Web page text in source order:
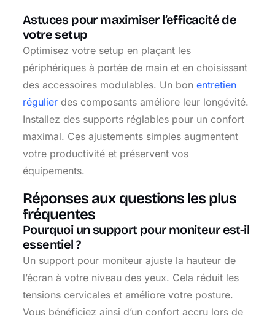
Astuces pour maximiser l’efficacité de
votre setup
Optimisez votre setup en plaçant les
périphériques à portée de main et en choisissant
des accessoires modulables. Un bon entretien
régulier des composants améliore leur longévité.
Installez des supports réglables pour un confort
maximal. Ces ajustements simples augmentent
votre productivité et préservent vos
équipements.
Réponses aux questions les plus
fréquentes
Pourquoi un support pour moniteur est-il
essentiel ?
Un support pour moniteur ajuste la hauteur de
l’écran à votre niveau des yeux. Cela réduit les
tensions cervicales et améliore votre posture.
Vous bénéficiez ainsi d’un confort accru lors de